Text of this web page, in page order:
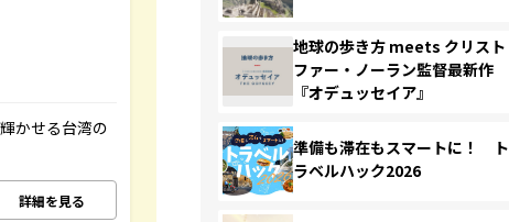
かせる台湾の
詳細を見る
地球の歩き方 meets クリスト
ファー・ノーラン監督最新作
『オデュッセイア』
準備も滞在もスマートに！ ト
ラベルハック2026